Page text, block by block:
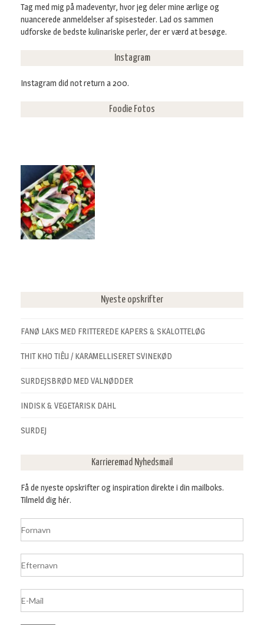
Tag med mig på madeventyr, hvor jeg deler mine ærlige og
nuancerede anmeldelser af spisesteder. Lad os sammen
udforske de bedste kulinariske perler, der er værd at besøge.
Instagram
Instagram did not return a 200.
Foodie Fotos
Nyeste opskrifter
FANØ LAKS MED FRITTEREDE KAPERS & SKALOTTELØG
THIT KHO TIÊU / KARAMELLISERET SVINEKØD
SURDEJSBRØD MED VALNØDDER
INDISK & VEGETARISK DAHL
SURDEJ
Karrieremad Nyhedsmail
Få de nyeste opskrifter og inspiration direkte i din mailboks.
Tilmeld dig hér.